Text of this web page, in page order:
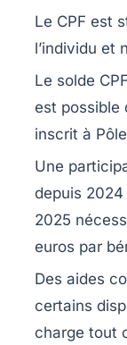
Le CPF est
l’individu et
Le solde
est possible
inscrit à
Une
depuis 2024
2025
euros par
Des aides
certains
charge tout